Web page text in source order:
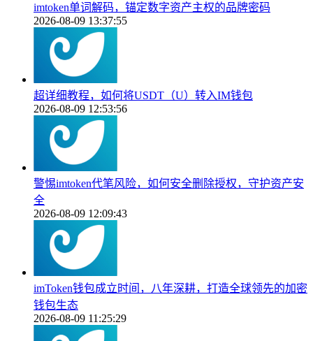
imtoken单词解码，锚定数字资产主权的品牌密码
2026-08-09 13:37:55
超详细教程，如何将USDT（U）转入IM钱包
2026-08-09 12:53:56
警惕imtoken代笔风险，如何安全删除授权，守护资产安
全
2026-08-09 12:09:43
imToken钱包成立时间，八年深耕，打造全球领先的加密
钱包生态
2026-08-09 11:25:29